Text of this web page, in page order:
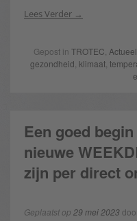
Lees Verder
Gepost in TROTEC Actueel
gezondheid klimaat,
Een goed
nieuwe
zijn per direct
Geplaatst op 29 mei 2023